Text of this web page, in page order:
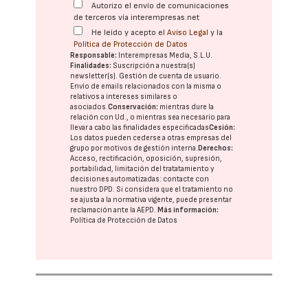
Autorizo el envío de comunicaciones
de terceros vía interempresas.net
He leído y acepto elAviso Legal y la
Política de Protección de Datos
Responsable: Interempresas Media, S.L.U.
Finalidades: Suscripción a nuestra(s)
newsletter(s). Gestión de cuenta de usuario.
Envío de emails relacionados con la misma o
relativos a intereses similares o
asociados.Conservación: mientras dure la
relación con Ud., o mientras sea necesario para
llevar a cabo las finalidades especificadasCesión:
Los datos pueden cederse a otras empresas del
grupo por motivos de gestión interna. Derechos:
Acceso, rectificación, oposición, supresión,
portabilidad, limitación del tratatamiento y
decisiones automatizadas: contacte con
nuestro DPD. Si considera que el tratamiento no
se ajusta a la normativa vigente, puede presentar
reclamación ante laAEPD. Más información:
Política de Protección de Datos